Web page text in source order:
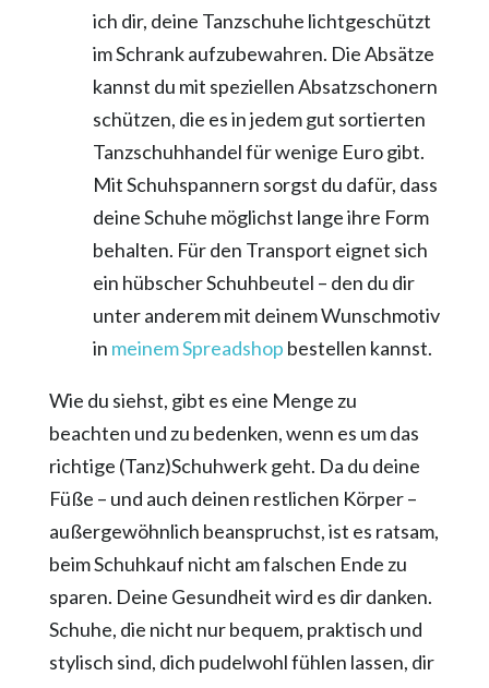
ich dir, deine Tanzschuhe lichtgeschützt
im Schrank aufzubewahren. Die Absätze
kannst du mit speziellen Absatzschonern
schützen, die es in jedem gut sortierten
Tanzschuhhandel für wenige Euro gibt.
Mit Schuhspannern sorgst du dafür, dass
deine Schuhe möglichst lange ihre Form
behalten. Für den Transport eignet sich
ein hübscher Schuhbeutel – den du dir
unter anderem mit deinem Wunschmotiv
in meinem Spreadshop bestellen kannst.
Wie du siehst, gibt es eine Menge zu
beachten und zu bedenken, wenn es um das
richtige (Tanz)Schuhwerk geht. Da du deine
Füße – und auch deinen restlichen Körper –
außergewöhnlich beanspruchst, ist es ratsam,
beim Schuhkauf nicht am falschen Ende zu
sparen. Deine Gesundheit wird es dir danken.
Schuhe, die nicht nur bequem, praktisch und
stylisch sind, dich pudelwohl fühlen lassen, dir